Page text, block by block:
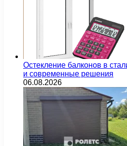
Остекление балконов в
и современные решения
06.08.2026